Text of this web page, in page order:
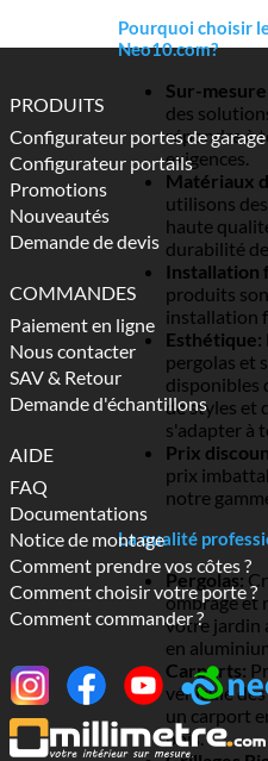
Pourquoi choisir
Neo10.com?
Sur-
des
répondre à
exigences.
Matériaux
utilisons
haute
durabilité
Installation
produits
installation
Esthétique:
pergolas et
disponibles
de styles et
s'adapter à
Prix
prix
notre
La qualité
Pergolas:
ombragé et
votre jardin
en
Carports:
véhicule
un carport
bois.
PRODUITS
Configurateur portes de garage
Configurateur portails
Promotions
Nouveautés
Demande de devis
COMMANDES
Paiement en ligne
Nous contacter
SAV & Retour
Demande d'échantillons
AIDE
FAQ
Documentations
Notice de montage
Comment prendre vos côtes ?
Comment choisir votre porte ?
Comment commander ?